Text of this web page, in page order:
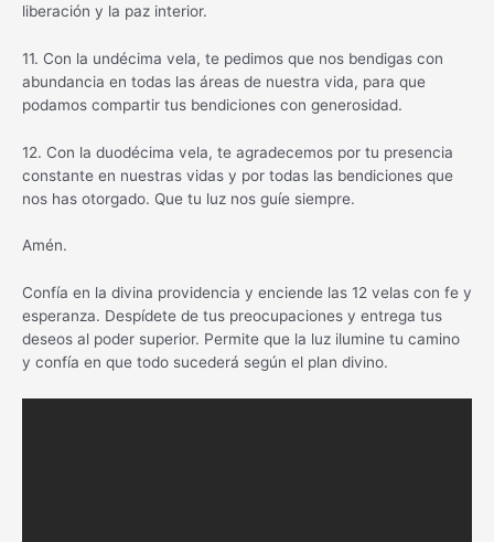
liberación y la paz interior.
11. Con la undécima vela, te pedimos que nos bendigas con
abundancia en todas las áreas de nuestra vida, para que
podamos compartir tus bendiciones con generosidad.
12. Con la duodécima vela, te agradecemos por tu presencia
constante en nuestras vidas y por todas las bendiciones que
nos has otorgado. Que tu luz nos guíe siempre.
Amén.
Confía en la divina providencia y enciende las 12 velas con fe y
esperanza. Despídete de tus preocupaciones y entrega tus
deseos al poder superior. Permite que la luz ilumine tu camino
y confía en que todo sucederá según el plan divino.